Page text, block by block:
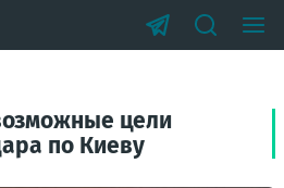
цели
по Киеву